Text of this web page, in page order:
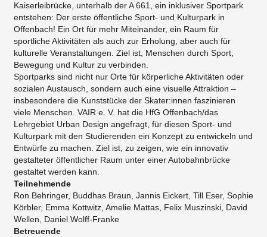
Kaiserleibrücke, unterhalb der A 661, ein inklusiver Sportpark
entstehen: Der erste öffentliche Sport- und Kulturpark in
Offenbach! Ein Ort für mehr Miteinander, ein Raum für
sportliche Aktivitäten als auch zur Erholung, aber auch für
kulturelle Veranstaltungen. Ziel ist, Menschen durch Sport,
Bewegung und Kultur zu verbinden.
Sportparks sind nicht nur Orte für körperliche Aktivitäten oder
sozialen Austausch, sondern auch eine visuelle Attraktion –
insbesondere die Kunststücke der Skater:innen faszinieren
viele Menschen. VAIR e. V. hat die HfG Offenbach/das
Lehrgebiet Urban Design angefragt, für diesen Sport- und
Kulturpark mit den Studierenden ein Konzept zu entwickeln und
Entwürfe zu machen. Ziel ist, zu zeigen, wie ein innovativ
gestalteter öffentlicher Raum unter einer Autobahnbrücke
gestaltet werden kann.
Teilnehmende
Ron Behringer, Buddhas Braun, Jannis Eickert, Till Eser, Sophie
Körbler, Emma Kottwitz, Amelie Mattas, Felix Muszinski, David
Wellen, Daniel Wolff-Franke
Betreuende